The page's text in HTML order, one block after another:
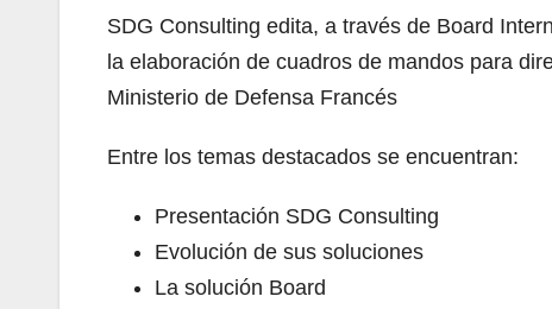
SDG Consulting edita, a través de Board
la elaboración de cuadros de mandos para
Ministerio de Defensa Francés
Entre los temas destacados se encuentran:
Presentación SDG Consulting
Evolución de sus soluciones
La solución Board